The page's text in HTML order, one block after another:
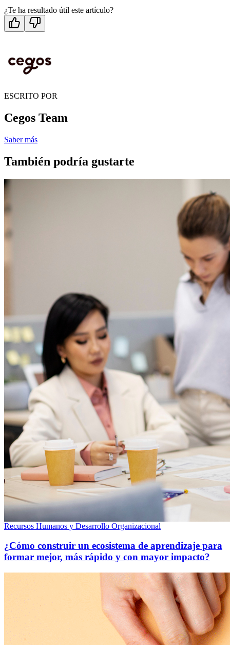
¿Te ha resultado útil este artículo?
ESCRITO POR
Cegos Team
Saber más
También podría gustarte
Recursos Humanos y Desarrollo Organizacional
¿Cómo construir un ecosistema de aprendizaje para
formar mejor, más rápido y con mayor impacto?